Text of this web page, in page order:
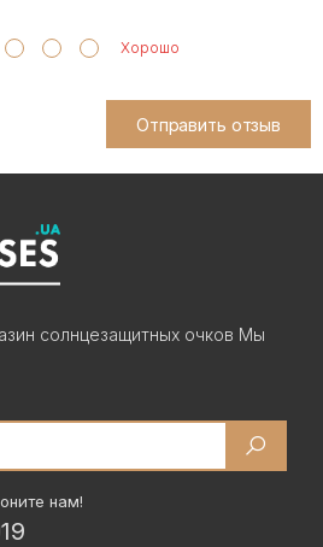
Хорошо
Отправить отзыв
солнцезащитных очков Мы
нам!